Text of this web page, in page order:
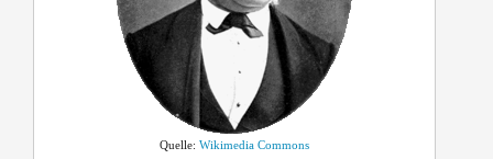
Quelle:Wikimedia Commons